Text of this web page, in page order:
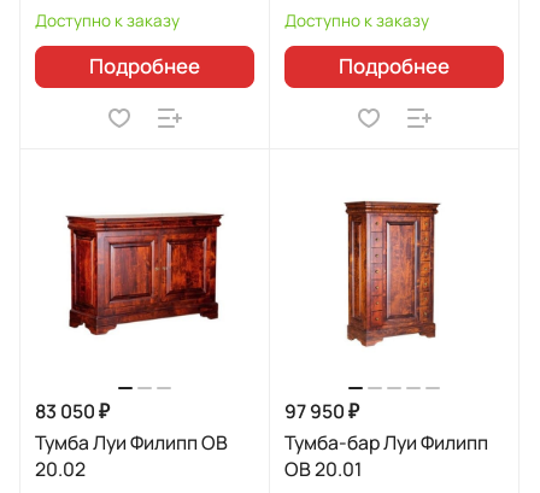
Доступно к заказу
Подробнее
Доступно к заказу
Подробнее
83 050 ₽
Тумба Луи Филипп ОВ
20.02
97 950 ₽
Тумба-бар Луи Филипп
ОВ 20.01